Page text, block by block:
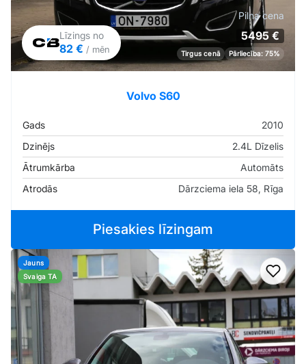
Līzings no
82 € / mēn
Pilna cena
5495 €
Tirgus cenā Pārliecība: 75%
Volvo S60
Gads
2010
Dzinējs
2.4L Dīzelis
Ātrumkārba
Automāts
Atrodās
Dārzciema iela 58, Rīga
Piesakies līzingam
Jauns
Svaiga TA